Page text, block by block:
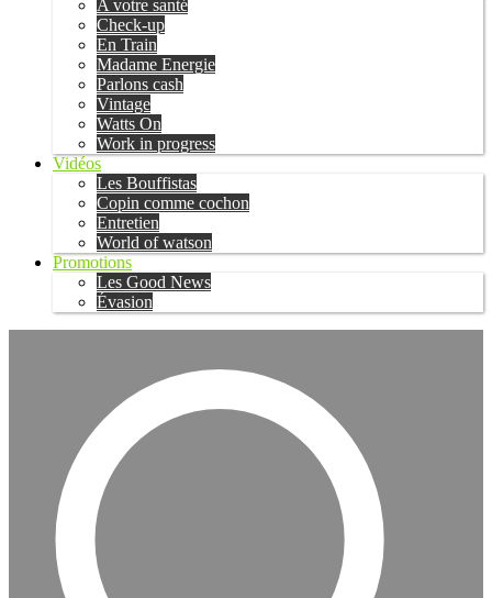
A votre santé
Check-up
En Train
Madame Energie
Parlons cash
Vintage
Watts On
Work in progress
Vidéos
Les Bouffistas
Copin comme cochon
Entretien
World of watson
Promotions
Les Good News
Évasion